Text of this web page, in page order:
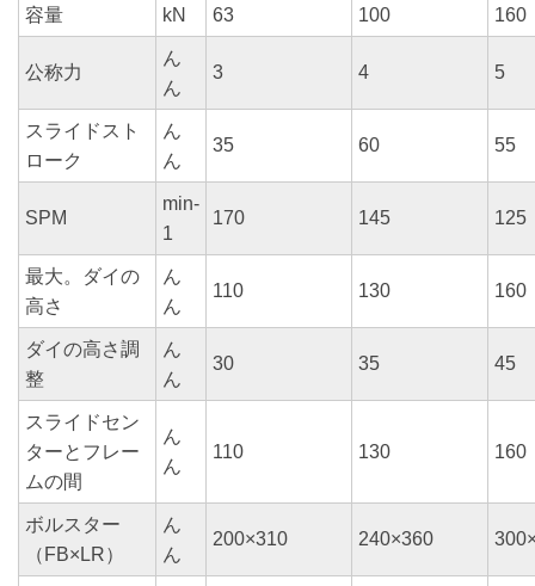
容量 kN 63 100 160
公称力
ん
ん
3 4 5
スライドスト
ローク
ん
ん
35 60 55
SPM
min-
1
170 145 125
最大。ダイの
高さ
ん
ん
110 130 160
ダイの高さ調
整
ん
ん
30 35 45
スライドセン
ターとフレー
ムの間
ん
ん
110 130 160
ボルスター
（FB×LR）
ん
ん
200×310 240×360